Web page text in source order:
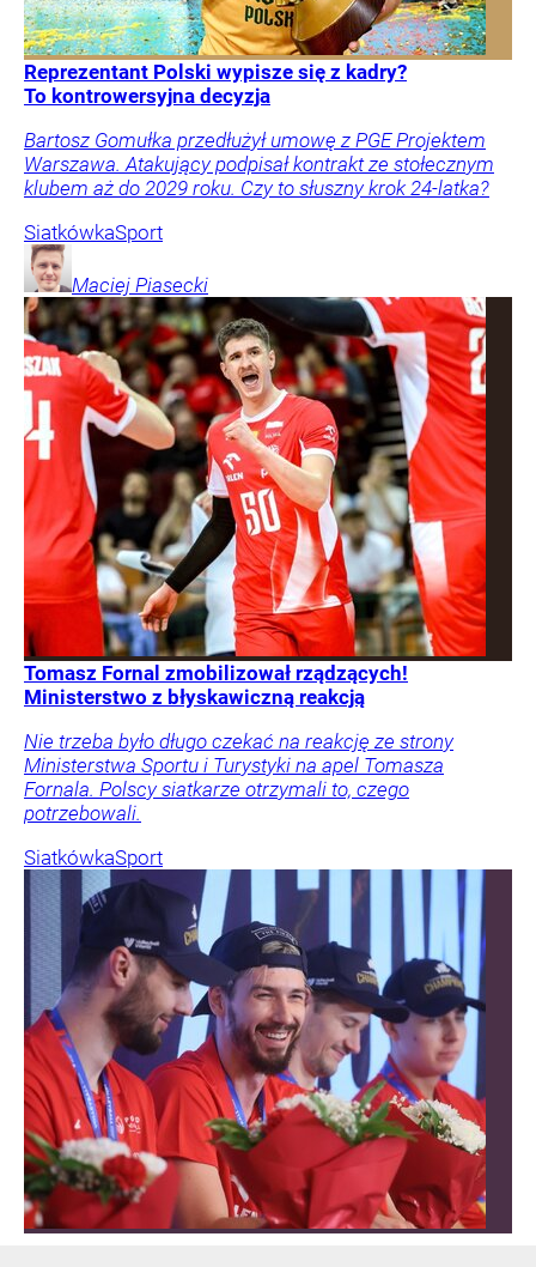
Reprezentant Polski wypisze się z kadry?
To kontrowersyjna decyzja
Bartosz Gomułka przedłużył umowę z PGE Projektem
Warszawa. Atakujący podpisał kontrakt ze stołecznym
klubem aż do 2029 roku. Czy to słuszny krok 24-latka?
SiatkówkaSport
Maciej Piasecki
Tomasz Fornal zmobilizował rządzących!
Ministerstwo z błyskawiczną reakcją
Nie trzeba było długo czekać na reakcję ze strony
Ministerstwa Sportu i Turystyki na apel Tomasza
Fornala. Polscy siatkarze otrzymali to, czego
potrzebowali.
SiatkówkaSport